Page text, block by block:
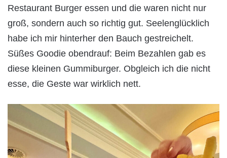
Restaurant Burger essen und die waren nicht nur
groß, sondern auch so richtig gut. Seelenglücklich
habe ich mir hinterher den Bauch gestreichelt.
Süßes Goodie obendrauf: Beim Bezahlen gab es
diese kleinen Gummiburger. Obgleich ich die nicht
esse, die Geste war wirklich nett.